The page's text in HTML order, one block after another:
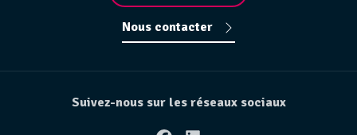
Nous contacter
Suivez-nous sur les réseaux sociaux